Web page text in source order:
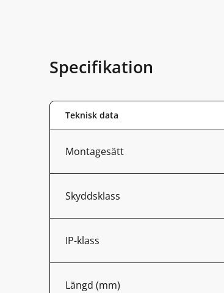
Specifikation
Teknisk data
Montagesätt
Skyddsklass
IP-klass
Längd (mm)